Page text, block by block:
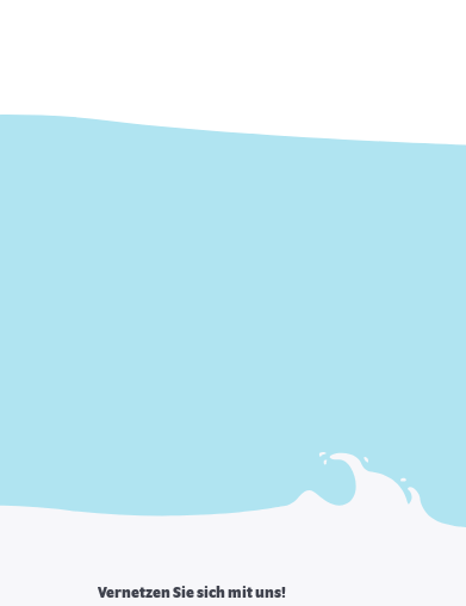
Vernetzen Sie sich mit uns!